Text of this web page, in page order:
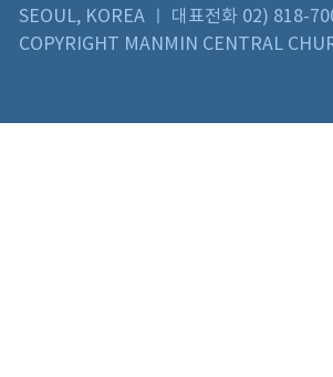
SEOUL, KOREA ㅣ 대표전화 02) 818-
COPYRIGHT MANMIN CENTRAL